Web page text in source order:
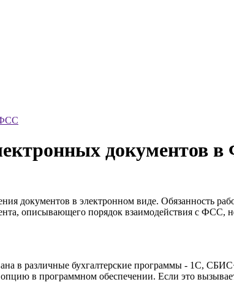
ФСС
документов
документов в электронном виде. Обязанность
описывающего порядок взаимодействия с
в различные бухгалтерские программы - 1С,
в программном обеспечении. Если это